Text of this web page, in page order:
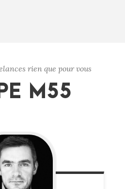
rien que pour vous
M55